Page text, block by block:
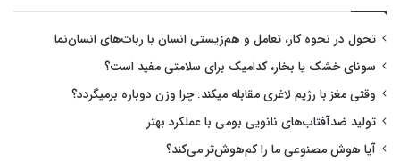
تحول در نحوه کار، تعامل و هم‌زیستی انسان با ربات‌های انسان‌نما
سونای خشک یا بخار، کدامیک برای سلامتی مفید است؟
وقتی مغز با رژیم لاغری مقابله میکند: چرا وزن دوباره برمیگردد؟
تولید ضدآفتاب‌های نانویی بومی با عملکرد بهتر
آیا هوش مصنوعی ما را کم‌هوش‌تر می‌کند؟